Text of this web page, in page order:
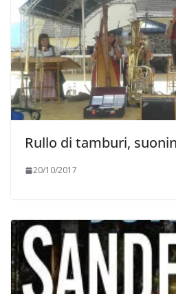
Rullo di tamburi,
20/10/2017